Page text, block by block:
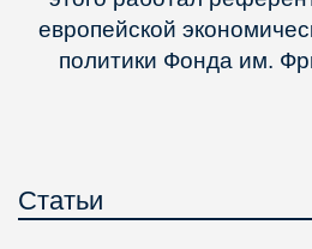
европейской
политики Фонда им.
Статьи